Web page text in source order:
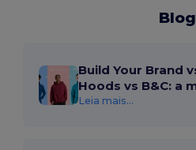
Blog
Build Your Brand
Hoods vs B&C: a
Leia mais...